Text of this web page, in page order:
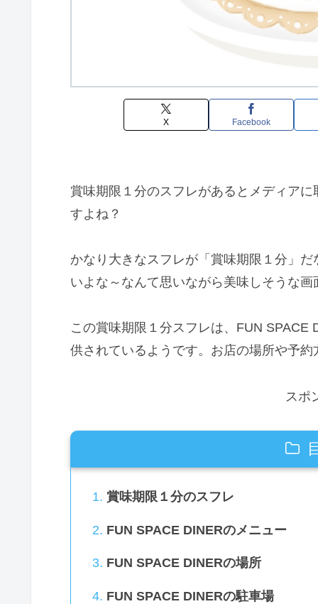
X Facebook
賞味期限１分のスフレがあるとメディア
すよね？
かなり大きなスフレが「賞味期限１分」
いよな～なんて思いながら美味しそうな
この賞味期限１分スフレは、FUN
供されているようです。お店の場所や予
スポ
賞味期限１分のスフレ
FUN SPACE DINERのメニュー
FUN SPACE DINERの場所
FUN SPACE DINERの駐車場